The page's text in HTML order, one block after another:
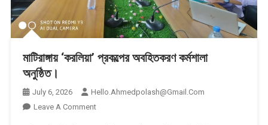
মাটিরাঙ্গায় ‘করলিয়া’ প্রকল্পের অবহিতকরণ কর্মশালা
অনুষ্ঠিত।
July 6, 2026
Hello.ahmedpolash@gmail.com
Leave A CommentOn